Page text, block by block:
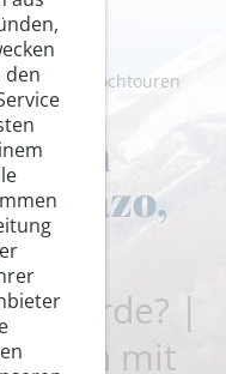
Hochtouren
am
Erde? |
mit
den